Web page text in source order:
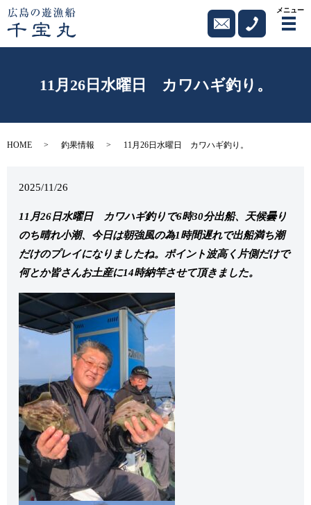
メニュー
メ
11月26日水曜日 カワハギ釣り。
HOME 釣果情報 11月26日水曜日 カワハギ釣り。
2025/11/26
11月26日水曜日 カワハギ釣りで6時30分出船、天候曇り
のち晴れ小潮、今日は朝強風の為1時間遅れで出船満ち潮
だけのプレイになりましたね。ポイント波高く片側だけで
何とか皆さんお土産に14時納竿させて頂きました。